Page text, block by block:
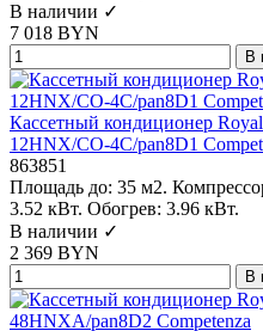
В наличии ✓
7 018 BYN
В
Кассетный кондиционер
12HNX/CO-4C/pan8D1
863851
Площадь до: 35 м2.
3.52 кВт. Обогрев: 3.96 кВт.
В наличии ✓
2 369 BYN
В